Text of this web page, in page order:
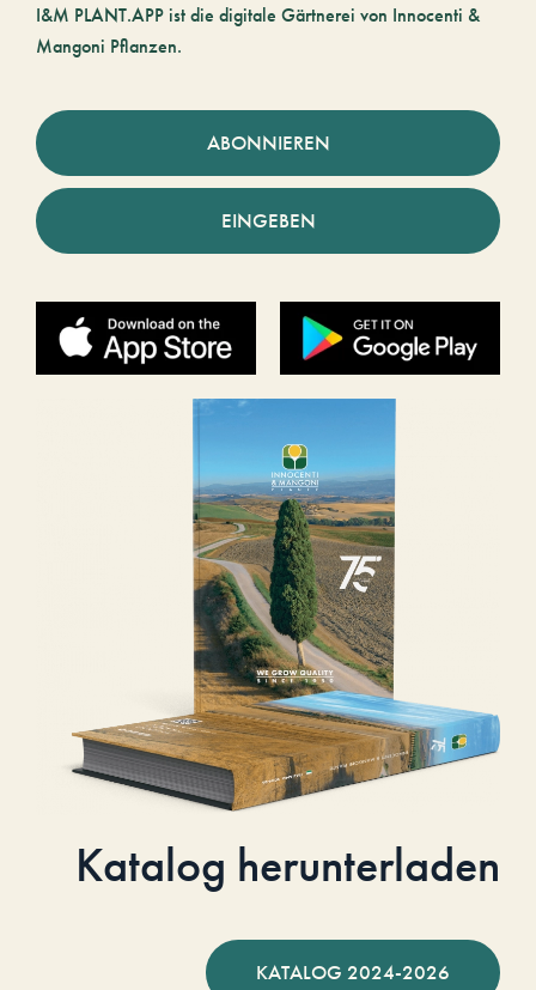
I&M PLANT.APP ist die digitale Gärtnerei von Innocenti &
Mangoni Pflanzen.
ABONNIEREN
EINGEBEN
Katalog herunterladen
KATALOG 2024-2026